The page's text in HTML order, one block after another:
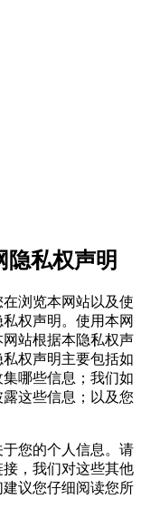
隐私权声明
浏览本网站以及使
权声明。使用本网
站根据本隐私权声
权声明主要包括如
哪些信息；我们如
这些信息；以及您
您的个人信息。请
，我们对这些其他
议您仔细阅读您所